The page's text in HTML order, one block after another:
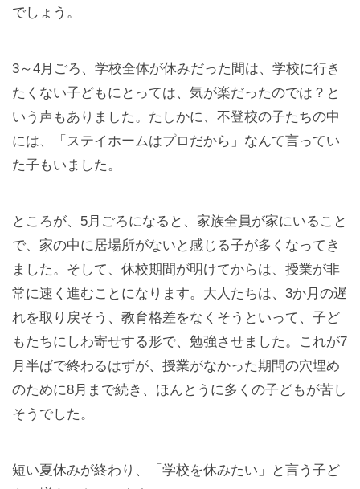
でしょう。
3～4月ごろ、学校全体が休みだった間は、学校に行き
たくない子どもにとっては、気が楽だったのでは？と
いう声もありました。たしかに、不登校の子たちの中
には、「ステイホームはプロだから」なんて言ってい
た子もいました。
ところが、5月ごろになると、家族全員が家にいること
で、家の中に居場所がないと感じる子が多くなってき
ました。そして、休校期間が明けてからは、授業が非
常に速く進むことになります。大人たちは、3か月の遅
れを取り戻そう、教育格差をなくそうといって、子ど
もたちにしわ寄せする形で、勉強させました。これが7
月半ばで終わるはずが、授業がなかった期間の穴埋め
のために8月まで続き、ほんとうに多くの子どもが苦し
そうでした。
短い夏休みが終わり、「学校を休みたい」と言う子ど